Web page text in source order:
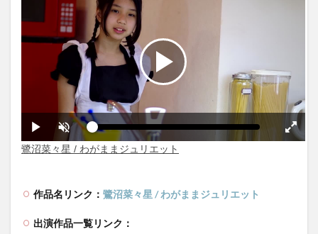
作品名リンク： 鷺沼菜々星 / わがままジュリエット
出演作品一覧リンク：